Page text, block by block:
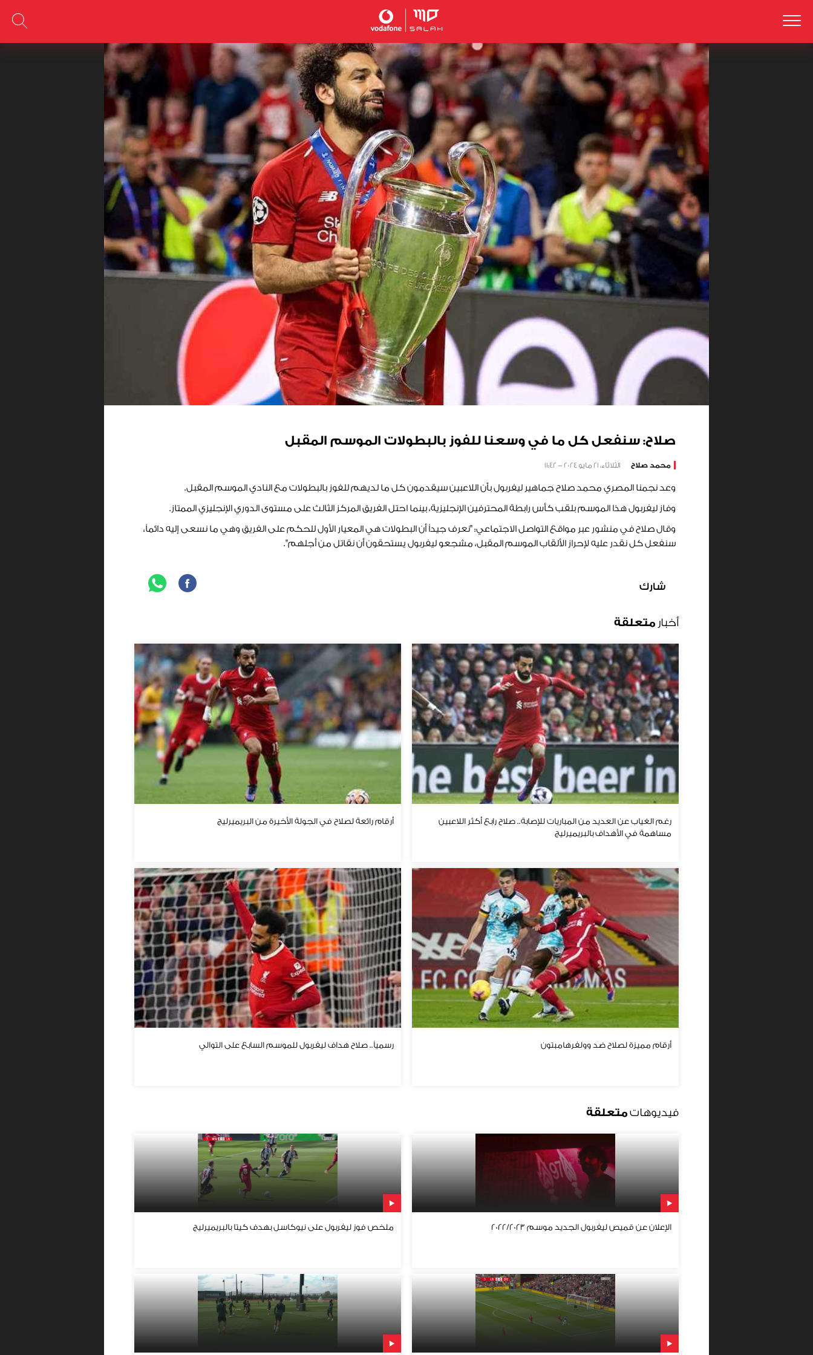
صلاح: سنفعل كل ما في وسعنا للفوز بالبطولات الموسم المقبل
محمد صلاح الثلاثاء، 21 مايو 2024 - 11:42
وعد نجمنا المصري محمد صلاح جماهير ليفربول بأن اللاعبين سيقدمون كل ما لديهم للفوز بالبطولات مع النادي الموسم المقبل.
وفاز ليفربول هذا الموسم بلقب كأس رابطة المحترفين الإنجليزية، بينما احتل الفريق المركز الثالث على مستوى الدوري الإنجليزي الممتاز.
وقال صلاح في منشور عبر مواقع التواصل الاجتماعي: "نعرف جيداً أن البطولات هي المعيار الأول للحكم على الفريق وهي ما نسعى إليه دائماً،
سنفعل كل نقدر عليه لإحراز الألقاب الموسم المقبل، مشجعو ليفربول يستحقون أن نقاتل من أجلهم".
شارك
أخبار متعلقة
رغم الغياب عن العديد من المباريات للإصابة.. صلاح رابع أكثر اللاعبين
مساهمة في الأهداف بالبريميرليج
أرقام رائعة لصلاح في الجولة الأخيرة من البريميرليج
أرقام مميزة لصلاح ضد وولفرهامبتون رسمياً.. صلاح هداف ليفربول للموسم السابع على التوالي
فيديوهاتمتعلقة
الإعلان عن قميص ليفربول الجديد موسم 2022/2023 ملخص فوز ليفربول على نيوكاسل بهدف كيتا بالبريميرليج